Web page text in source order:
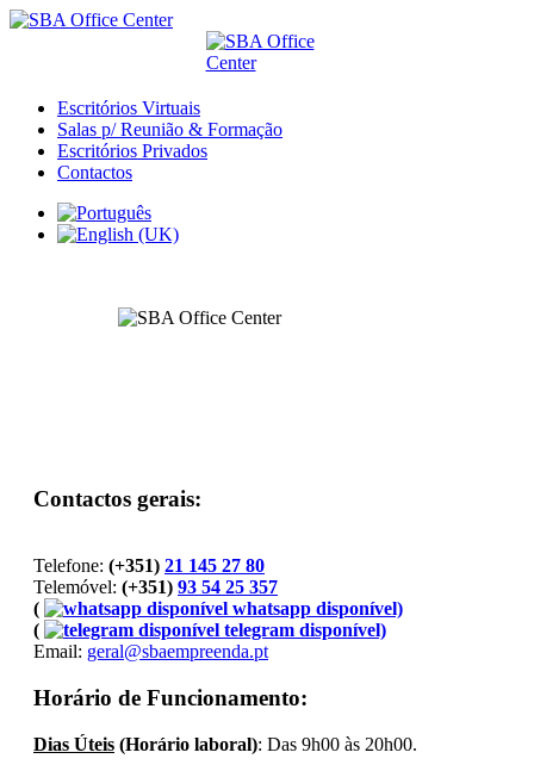
Escritórios Virtuais
Salas p/ Reunião & Formação
Escritórios Privados
Contactos
Contactos gerais:
Telefone: (+351) 21 145 27 80
Telemóvel: (+351) 93 54 25 357
(
whatsapp disponível)
(
telegram disponível)
Email: geral@sbaempreenda.pt
Horário de Funcionamento:
Dias Úteis (Horário laboral): Das 9h00 às 20h00.